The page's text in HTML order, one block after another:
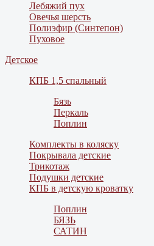
Лебяжий пух
Овечья шерсть
Полиэфир (Синтепон)
Пуховое
Детское
КПБ 1,5 спальный
Бязь
Перкаль
Поплин
Комплекты в коляску
Покрывала детские
Трикотаж
Подушки детские
КПБ в детскую кроватку
Поплин
БЯЗЬ
САТИН